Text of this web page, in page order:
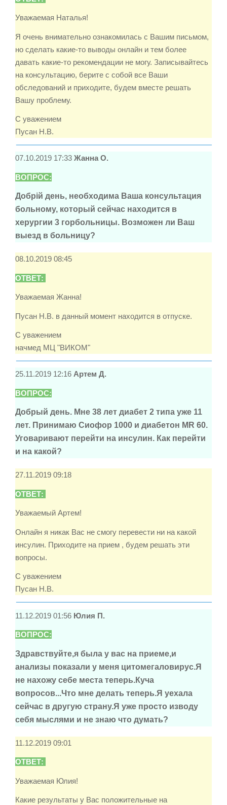
Уважаемая Наталья!
Я очень внимательно ознакомилась с Вашим письмом,
но сделать какие-то выводы онлайн и тем более
давать какие-то рекомендации не могу. Записывайтесь
на консультацию, берите с собой все Ваши
обследований и приходите, будем вместе решать
Вашу проблему.
С уважением
Пусан Н.В.
07.10.2019 17:33 Жанна О.
ВОПРОС:
Добрій день, необходима Ваша консультация
больному, который сейчас находится в
херургии 3 горбольницы. Возможен ли Ваш
выезд в больницу?
08.10.2019 08:45
ОТВЕТ:
Уважаемая Жанна!
Пусан Н.В. в данный момент находится в отпуске.
С уважением
начмед МЦ "ВИКОМ"
25.11.2019 12:16 Артем Д.
ВОПРОС:
Добрый день. Мне 38 лет диабет 2 типа уже 11
лет. Принимаю Сиофор 1000 и диабетон MR 60.
Уговаривают перейти на инсулин. Как перейти
и на какой?
27.11.2019 09:18
ОТВЕТ:
Уважаемый Артем!
Онлайн я никак Вас не смогу перевести ни на какой
инсулин. Приходите на прием , будем решать эти
вопросы.
С уважением
Пусан Н.В.
11.12.2019 01:56 Юлия П.
ВОПРОС:
Здравствуйте,я была у вас на приеме,и
анализы показали у меня цитомегаловирус.Я
не нахожу себе места теперь.Куча
вопросов...Что мне делать теперь.Я уехала
сейчас в другую страну.Я уже просто изводу
себя мыслями и не знаю что думать?
11.12.2019 09:01
ОТВЕТ:
Уважаемая Юлия!
Какие результаты у Вас положительные на